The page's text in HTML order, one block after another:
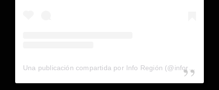
Una publicación compartida por Info Región (@inforegion_redes)